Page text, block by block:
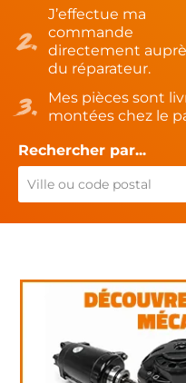
J’effectue ma
commande
directement
du réparateur.
Mes pièces sont
montées chez le
Rechercher par...